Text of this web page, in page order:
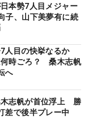
本勢7人目メジャー
、山下美夢有に続
7人目の快挙なるか
何時ごろ？ 桑木志帆
へ
木志帆が首位浮上 勝
差で後半プレー中